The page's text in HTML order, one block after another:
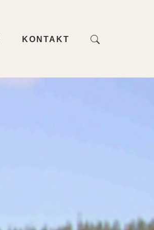
KONTAKT